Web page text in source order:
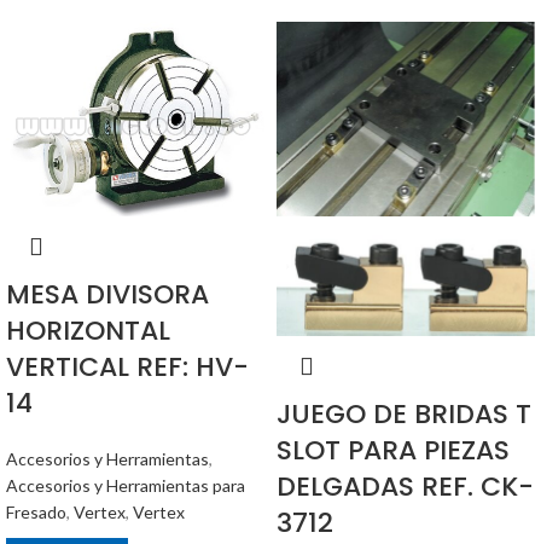
MESA DIVISORA
HORIZONTAL
VERTICAL REF: HV-
14
Accesorios y Herramientas,
Accesorios y Herramientas para
Fresado, Vertex, Vertex
JUEGO DE BRIDAS T
SLOT PARA PIEZAS
DELGADAS REF. CK-
3712